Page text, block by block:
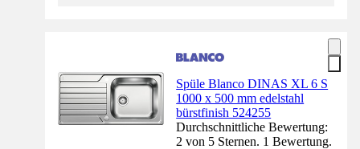
Spüle Blanco DINAS XL 6 S
1000 x 500 mm edelstahl
bürstfinish 524255
Durchschnittliche Bewertung:
2 von 5 Sternen. 1 Bewertung.